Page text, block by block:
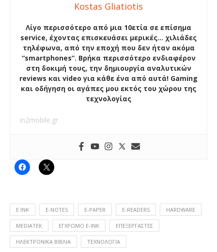
Kostas Gliatiotis
Λίγο περισσότερο από μια 10ετία σε επίσημα
service, έχοντας επισκευάσει μερικές… χιλιάδες
τηλέφωνα, από την εποχή που δεν ήταν ακόμα
“smartphones”. Βρήκα περισσότερο ενδιαφέρον
στη δοκιμή τους, την δημιουργία αναλυτικών
reviews και video για κάθε ένα από αυτά! Gaming
και οδήγηση οι αγάπες μου εκτός του χώρου της
τεχνολογίας
in2mobile.gr
E INK E-NOTES E-PAPER E-READERS HARDWARE
MEDIATEK ΈΓΧΡΩΜΟ E-INK ΕΠΕΞΕΡΓΑΣΤΈΣ
ΗΛΕΚΤΡΟΝΙΚΆ ΒΙΒΛΊΑ ΤΕΧΝΟΛΟΓΙΑ